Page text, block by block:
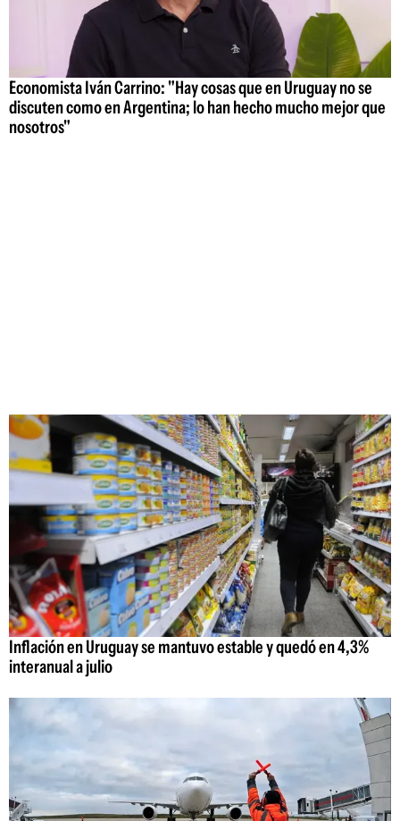
Economista Iván Carrino: "Hay cosas que en Uruguay no se
discuten como en Argentina; lo han hecho mucho mejor que
nosotros"
Inflación en Uruguay se mantuvo estable y quedó en 4,3%
interanual a julio